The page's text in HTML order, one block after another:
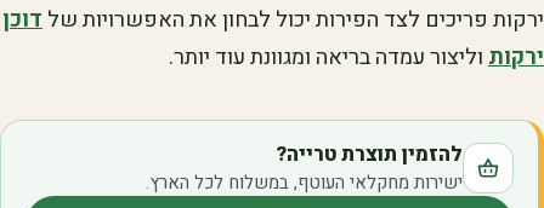
ירקות פריכים לצד הפירות יכול לבחון את האפשרויות שלדוכן
ירקותוליצור עמדה בריאה ומגוונת עוד יותר.
להזמין תוצרת טרייה?
ישירות מחקלאי העוטף, במשלוח לכל הארץ.